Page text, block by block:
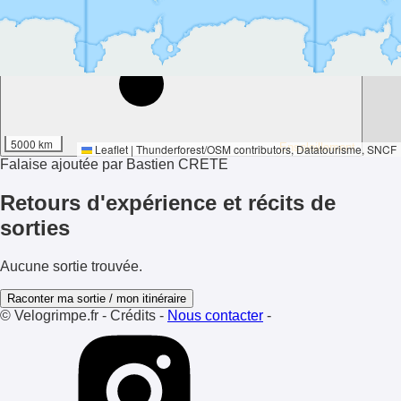
Ensoleillement
5000 km Leaflet | Thunderforest/OSM contributors, Datatourisme, SNCF
Falaise ajoutée par Bastien CRETE
Retours d'expérience et récits de
sorties
Aucune sortie trouvée.
Raconter ma sortie / mon itinéraire
© Velogrimpe.fr - Crédits - Nous contacter -